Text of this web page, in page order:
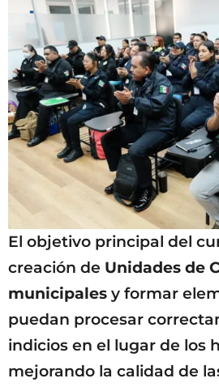
El objetivo principal del
creación de Unidades de
municipales y formar
puedan procesar
indicios en el lugar de los
mejorando la calidad de